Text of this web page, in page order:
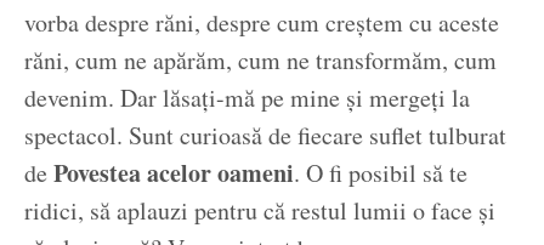
vorba despre răni, despre cum creștem cu aceste
răni, cum ne apărăm, cum ne transformăm, cum
devenim. Dar lăsați-mă pe mine și mergeți la
spectacol. Sunt curioasă de fiecare suflet tulburat
de Povestea acelor oameni. O fi posibil să te
ridici, să aplauzi pentru că restul lumii o face și